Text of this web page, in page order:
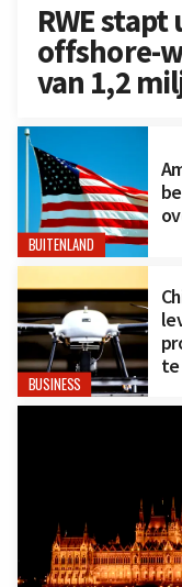
RWE
offshore-
van 1,2
BUITENLAND
BUSINESS
te